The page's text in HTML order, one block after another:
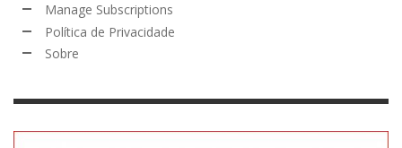
Manage Subscriptions
Política de Privacidade
Sobre